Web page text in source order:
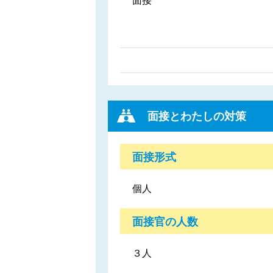
面接とわたしの対策
面接形式
個人
面接官の人数
３人